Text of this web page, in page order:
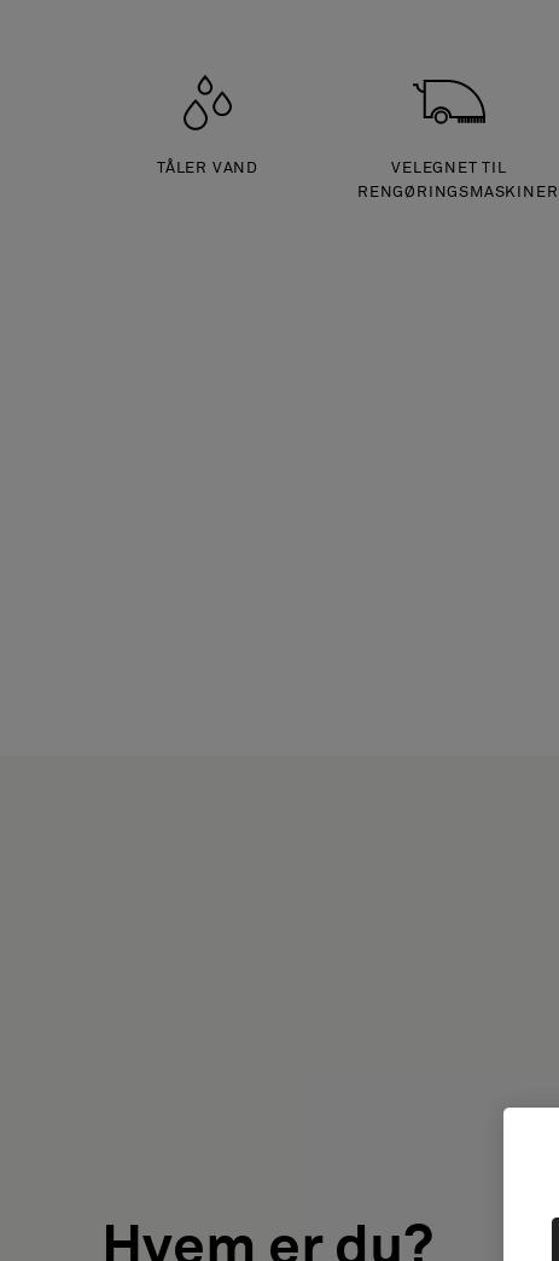
TÅLER VAND
VELEGNET TIL
RENGØRINGSMASKINER
Hvem er du?